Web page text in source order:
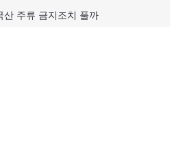
산 주류 금지조치 풀까